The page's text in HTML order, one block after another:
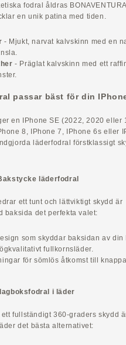
fodral åldras
en unik patina med tiden.
- Mjukt, narvat kalvskinn med en
- Präglat kalvskinn med ett
passar bäst för din
en IPhone SE (2022, 2020 eller
8, IPhone 7, IPhone 6s eller
läderfodral förstklassigt
läderfodral
ett tunt och lättviktigt skydd är
baksida det perfekta valet:
som skyddar baksidan av din
fullkornsläder.
för sömlös åtkomst till
i läder
fullständigt 360-graders skydd
det bästa alternativet: